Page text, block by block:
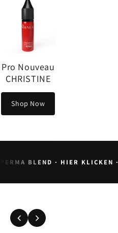
Pro Nouveau
LEEANN
Shop Now
PERMA BLEND · HIER KLICKEN ·